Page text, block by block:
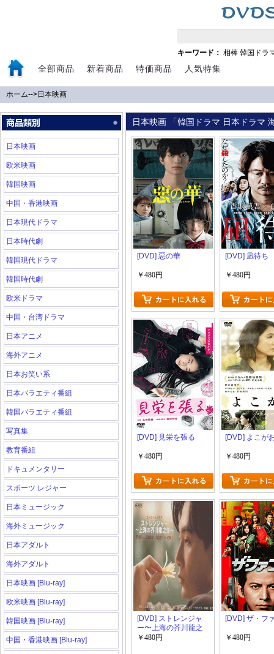
キーワード： 相棒 韓国ドラ
全部商品 新着商品 特価商品 人気特集
ホーム-->日本映画
日本映画
欧米映画
韓国映画
中国・香港映画
日本現代ドラマ
日本時代劇
韓国現代ドラマ
韓国時代劇
欧米ドラマ
中国・台湾ドラマ
日本アニメ
海外アニメ
日本お笑い系
日本バラエティ番組
韓国バラエティ番組
写真集
教育番組
ドキュメンタリー
スポーツ レジャー
日本ミュージック
海外ミュージック
日本アダルト
海外アダルト
日本映画 [Blu-ray]
欧米映画 [Blu-ray]
韓国映画 [Blu-ray]
中国・香港映画 [Blu-ray]
日本映画 「韓国ドラマ 日本ドラマ
[DVD] 惡の華
￥480円
[DVD] 凪待ち
￥480円
[DVD] 見栄を張る
￥480円
[DVD] よこが
￥480円
[DVD] ストレンジャ
ー〜上海の芥川龍之
介〜
￥480円
[DVD] ザ・フ
￥480円